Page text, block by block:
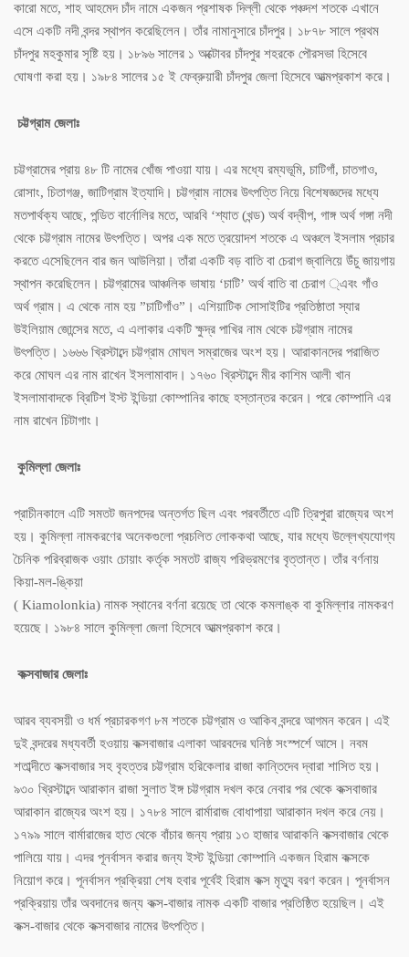
কারো মতে, শাহ আহমেদ চাঁদ নামে একজন প্রশাষক দিল্লী থেকে পঞ্চদশ শতকে এখানে
এসে একটি নদী বন্দর স্থাপন করেছিলেন। তাঁর নামানুসারে চাঁদপুর। ১৮৭৮ সালে প্রথম
চাঁদপুর মহকুমার সৃষ্টি হয়। ১৮৯৬ সালের ১ অক্টোবর চাঁদপুর শহরকে পৌরসভা হিসেবে
ঘোষণা করা হয়। ১৯৮৪ সালের ১৫ ই ফেব্রুয়ারী চাঁদপুর জেলা হিসেবে আত্মপ্রকাশ করে।
চট্টগ্রাম জেলাঃ
চট্টগ্রামের প্রায় ৪৮ টি নামের খোঁজ পাওয়া যায়। এর মধ্যে রম্যভূমি, চাটিগাঁ, চাতগাও,
রোসাং, চিতাগঞ্জ, জাটিগ্রাম ইত্যাদি। চট্টগ্রাম নামের উৎপত্তি নিয়ে বিশেষজ্ঞদের মধ্যে
মতপার্থক্য আছে, পন্ডিত বার্নোলির মতে, আরবি ‘শ্যাত (খন্ড) অর্থ বদ্বীপ, গাঙ্গ অর্থ গঙ্গা নদী
থেকে চট্টগ্রাম নামের উৎপত্তি। অপর এক মতে ত্রয়োদশ শতকে এ অঞ্চলে ইসলাম প্রচার
করতে এসেছিলেন বার জন আউলিয়া। তাঁরা একটি বড় বাতি বা চেরাগ জ্বালিয়ে উঁচু জায়গায়
স্থাপন করেছিলেন। চট্টগ্রামের আঞ্চলিক ভাষায় ‘চাটি’ অর্থ বাতি বা চেরাগ ্এবং গাঁও
অর্থ গ্রাম। এ থেকে নাম হয় ”চাটিগাঁও”। এশিয়াটিক সোসাইটির প্রতিষ্ঠাতা স্যার
উইলিয়াম জোন্সের মতে, এ এলাকার একটি ক্ষুদ্র পাখির নাম থেকে চট্টগ্রাম নামের
উৎপত্তি। ১৬৬৬ খ্রিস্টাব্দে চট্টগ্রাম মোঘল সম্রাজের অংশ হয়। আরাকানদের পরাজিত
করে মোঘল এর নাম রাখেন ইসলামাবাদ। ১৭৬০ খ্রিস্টাব্দে মীর কাশিম আলী খান
ইসলামাবাদকে ব্রিটিশ ইস্ট ইন্ডিয়া কোম্পানির কাছে হস্তান্তর করেন। পরে কোম্পানি এর
নাম রাখেন চিটাগাং।
কুমিল্লা জেলাঃ
প্রাচীনকালে এটি সমতট জনপদের অন্তর্গত ছিল এবং পরবর্তীতে এটি ত্রিপুরা রাজ্যের অংশ
হয়। কুমিল্লা নামকরণের অনেকগুলো প্রচলিত লোককথা আছে, যার মধ্যে উল্লেখ্যযোগ্য
চৈনিক পরিব্রাজক ওয়াং চোয়াং কর্তৃক সমতট রাজ্য পরিভ্রমণের বৃত্তান্ত। তাঁর বর্ণনায়
কিয়া-মল-ঙ্কিয়া
( Kiamolonkia) নামক স্থানের বর্ণনা রয়েছে তা থেকে কমলাঙ্ক বা কুমিল্লার নামকরণ
হয়েছে। ১৯৮৪ সালে কুমিল্লা জেলা হিসেবে আত্মপ্রকাশ করে।
কক্সবাজার জেলাঃ
আরব ব্যবসয়ী ও ধর্ম প্রচারকগণ ৮ম শতকে চট্টগ্রাম ও আকিব বন্দরে আগমন করেন। এই
দুই বন্দরের মধ্যবর্তী হওয়ায় কক্সবাজার এলাকা আরবদের ঘনিষ্ঠ সংস্পর্শে আসে। নবম
শতাব্দীতে কক্সবাজার সহ বৃহত্তর চট্টগ্রাম হরিকেলার রাজা কান্তিদেব দ্বারা শাসিত হয়।
৯৩০ খ্রিস্টাব্দে আরাকান রাজা সুলাত ইঙ্গ চট্টগ্রাম দখল করে নেবার পর থেকে কক্সবাজার
আরাকান রাজ্যের অংশ হয়। ১৭৮৪ সালে রার্মারাজ বোধাপায়া আরাকান দখল করে নেয়।
১৭৯৯ সালে বার্মারাজের হাত থেকে বাঁচার জন্য প্রায় ১৩ হাজার আরাকনি কক্সবাজার থেকে
পালিয়ে যায়। এদর পূনর্বাসন করার জন্য ইস্ট ইন্ডিয়া কোম্পানি একজন হিরাম কক্সকে
নিয়োগ করে। পূনর্বাসন প্রক্রিয়া শেষ হবার পূর্বেই হিরাম কক্স মৃত্যু বরণ করেন। পূনর্বাসন
প্রক্রিয়ায় তাঁর অবদানের জন্য কক্স-বাজার নামক একটি বাজার প্রতিষ্ঠিত হয়েছিল। এই
কক্স-বাজার থেকে কক্সবাজার নামের উৎপত্তি।